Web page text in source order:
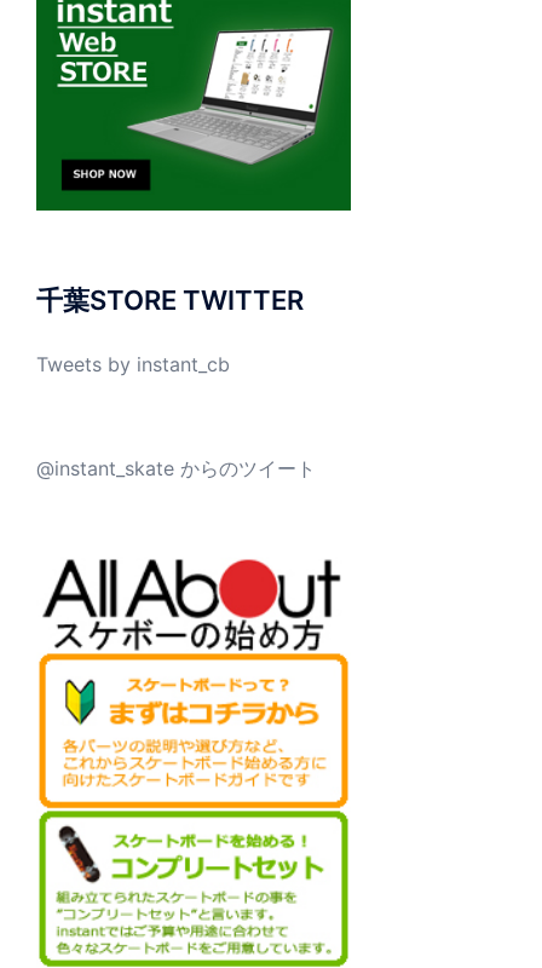
千葉STORE TWITTER
Tweets by instant_cb
@instant_skate からのツイート